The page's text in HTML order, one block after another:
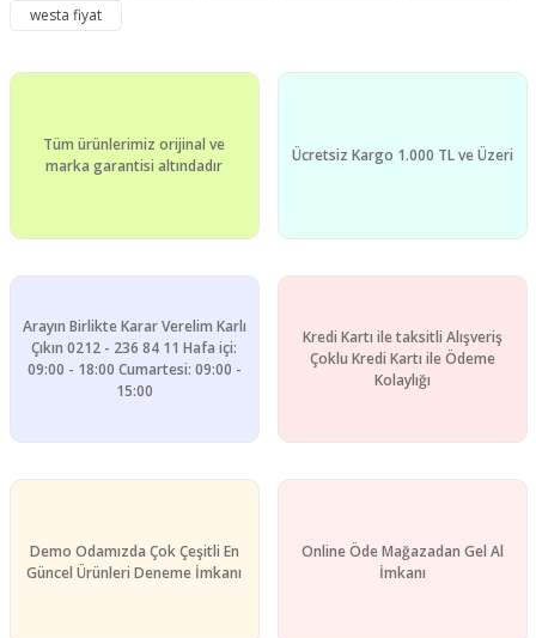
Ürün açıklamasında eksik bilgiler bulunuyor.
Ürün fiyatı diğer sitelerden daha pahalı.
westa fiyat
Tüm ürünlerimiz orijinal ve
marka garantisi altındadır
Ücretsiz Kargo 1.000 TL ve Üzeri
Arayın Birlikte Karar Verelim Karlı
Çıkın 0212 - 236 84 11 Hafa içi:
09:00 - 18:00 Cumartesi: 09:00 -
15:00
Kredi Kartı ile taksitli Alışveriş
Çoklu Kredi Kartı ile Ödeme
Kolaylığı
Demo Odamızda Çok Çeşitli En
Güncel Ürünleri Deneme İmkanı
Online Öde Mağazadan Gel Al
İmkanı